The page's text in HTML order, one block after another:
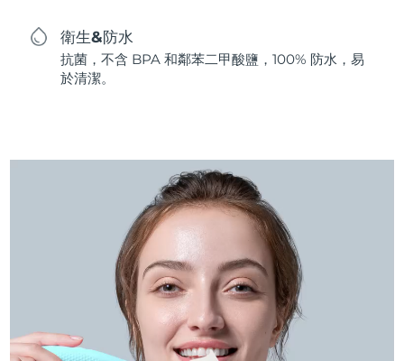
衛生&防水
抗菌，不含 BPA 和鄰苯二甲酸鹽，100% 防水，易
於清潔。